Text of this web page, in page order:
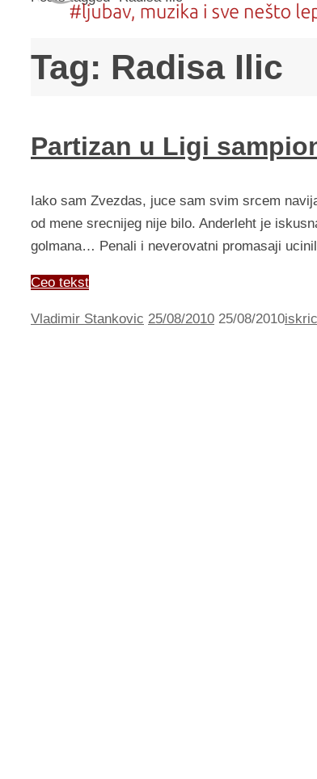
Tag: Radisa Ilic
Partizan u Ligi
Iako sam Zvezdas, juce sam svim srcem
od mene srecnijeg nije bilo. Anderleht je
golmana… Penali i neverovatni promasaji
Ceo tekst
Vladimir Stankovic 25/08/2010 25/08/2010